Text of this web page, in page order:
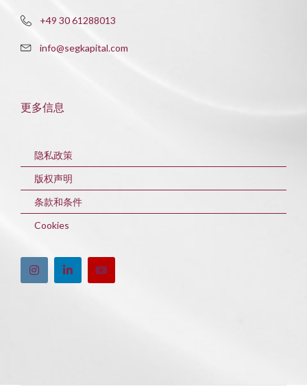
+49 30 61288013
info@segkapital.com
更多信息
隐私政策
版权声明
条款和条件
Cookies